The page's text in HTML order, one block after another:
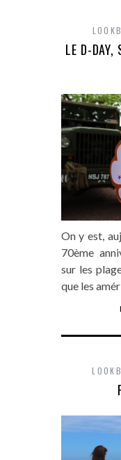
LE D-DAY,
On y est,
70ème
sur les
que les